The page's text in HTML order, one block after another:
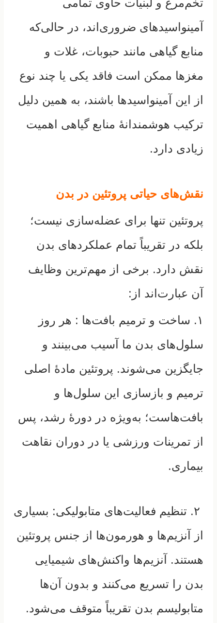
تخم‌مرغ و لبنیات حاوی تمامی
آمینواسیدهای ضروری‌اند، در حالی‌که
منابع گیاهی مانند حبوبات، غلات و
مغزها ممکن است فاقد یکی یا چند نوع
از این آمینواسیدها باشند، به همین دلیل
ترکیب هوشمندانهٔ منابع گیاهی اهمیت
زیادی دارد.
نقش‌های حیاتی پروتئین در بدن
پروتئین تنها برای عضله‌سازی نیست؛
بلکه در تقریباً تمام عملکردهای بدن
نقش دارد. برخی از مهم‌ترین وظایف
آن عبارت‌اند از:
۱. ساخت و ترمیم بافت‌ها :
هر روز
سلول‌های بدن ما آسیب می‌بینند و
جایگزین می‌شوند. پروتئین مادهٔ اصلی
ترمیم و بازسازی این سلول‌ها و
بافت‌هاست؛ به‌ویژه در دورهٔ رشد، پس
از تمرینات ورزشی یا در دوران نقاهت
بیماری.
بسیاری
از آنزیم‌ها و هورمون‌ها از جنس پروتئین
هستند. آنزیم‌ها واکنش‌های شیمیایی
بدن را تسریع می‌کنند و بدون آن‌ها
متابولیسم بدن تقریباً متوقف می‌شود.